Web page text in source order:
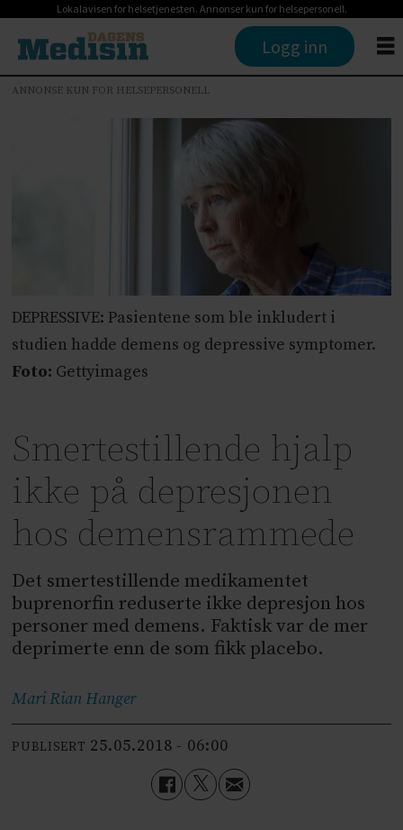
Lokalavisen for helsetjenesten. Annonser kun for helsepersonell.
Logg inn
ANNONSE KUN FOR HELSEPERSONELL
DEPRESSIVE: Pasientene som ble inkludert i
studien hadde demens og depressive symptomer.
Foto: Gettyimages
Smertestillende hjalp
ikke på depresjonen
hos demensrammede
Det smertestillende medikamentet
buprenorfin reduserte ikke depresjon hos
personer med demens. Faktisk var de mer
deprimerte enn de som fikk placebo.
Mari RianHanger
PUBLISERT 25.05.2018 - 06:00